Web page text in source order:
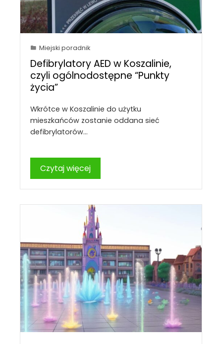
Miejski poradnik
Defibrylatory AED w Koszalinie,
czyli ogólnodostępne “Punkty
życia”
Wkrótce w Koszalinie do użytku
mieszkańców zostanie oddana sieć
defibrylatorów…
Czytaj więcej